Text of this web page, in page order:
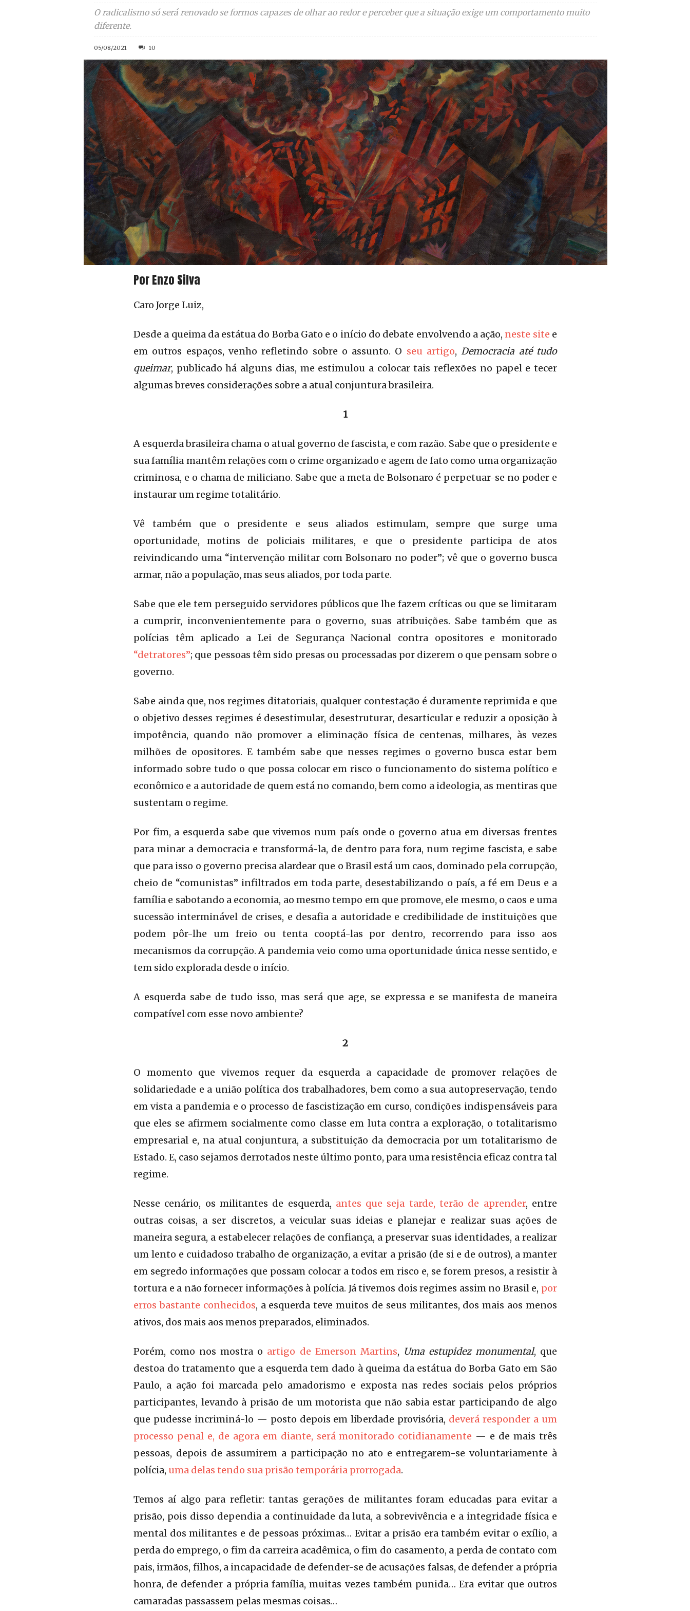
O radicalismo só será renovado se formos capazes de olhar ao redor e perceber que a situação exige um comportamento muito
diferente.
05/08/2021 10
Por Enzo Silva
Caro Jorge Luiz,
Desde a queima da estátua do Borba Gato e o início do debate envolvendo a ação, neste site e
em outros espaços, venho refletindo sobre o assunto. O seu artigo,Democracia até tudo
queimar, publicado há alguns dias, me estimulou a colocar tais reflexões no papel e tecer
algumas breves considerações sobre a atual conjuntura brasileira.
1
A esquerda brasileira chama o atual governo de fascista, e com razão. Sabe que o presidente e
sua família mantêm relações com o crime organizado e agem de fato como uma organização
criminosa, e o chama de miliciano. Sabe que a meta de Bolsonaro é perpetuar-se no poder e
instaurar um regime totalitário.
Vê também que o presidente e seus aliados estimulam, sempre que surge uma
oportunidade, motins de policiais militares, e que o presidente participa de atos
reivindicando uma “intervenção militar com Bolsonaro no poder”; vê que o governo busca
armar, não a população, mas seus aliados, por toda parte.
Sabe que ele tem perseguido servidores públicos que lhe fazem críticas ou que se limitaram
a cumprir, inconvenientemente para o governo, suas atribuições. Sabe também que as
polícias têm aplicado a Lei de Segurança Nacional contra opositores e monitorado
“detratores”; que pessoas têm sido presas ou processadas por dizerem o que pensam sobre o
governo.
Sabe ainda que, nos regimes ditatoriais, qualquer contestação é duramente reprimida e que
o objetivo desses regimes é desestimular, desestruturar, desarticular e reduzir a oposição à
impotência, quando não promover a eliminação física de centenas, milhares, às vezes
milhões de opositores. E também sabe que nesses regimes o governo busca estar bem
informado sobre tudo o que possa colocar em risco o funcionamento do sistema político e
econômico e a autoridade de quem está no comando, bem como a ideologia, as mentiras que
sustentam o regime.
Por fim, a esquerda sabe que vivemos num país onde o governo atua em diversas frentes
para minar a democracia e transformá-la, de dentro para fora, num regime fascista, e sabe
que para isso o governo precisa alardear que o Brasil está um caos, dominado pela corrupção,
cheio de “comunistas” infiltrados em toda parte, desestabilizando o país, a fé em Deus e a
família e sabotando a economia, ao mesmo tempo em que promove, ele mesmo, o caos e uma
sucessão interminável de crises, e desafia a autoridade e credibilidade de instituições que
podem pôr-lhe um freio ou tenta cooptá-las por dentro, recorrendo para isso aos
mecanismos da corrupção. A pandemia veio como uma oportunidade única nesse sentido, e
tem sido explorada desde o início.
A esquerda sabe de tudo isso, mas será que age, se expressa e se manifesta de maneira
compatível com esse novo ambiente?
2
O momento que vivemos requer da esquerda a capacidade de promover relações de
solidariedade e a união política dos trabalhadores, bem como a sua autopreservação, tendo
em vista a pandemia e o processo de fascistização em curso, condições indispensáveis para
que eles se afirmem socialmente como classe em luta contra a exploração, o totalitarismo
empresarial e, na atual conjuntura, a substituição da democracia por um totalitarismo de
Estado. E, caso sejamos derrotados neste último ponto, para uma resistência eficaz contra tal
regime.
Nesse cenário, os militantes de esquerda, antes que seja tarde, terão de aprender, entre
outras coisas, a ser discretos, a veicular suas ideias e planejar e realizar suas ações de
maneira segura, a estabelecer relações de confiança, a preservar suas identidades, a realizar
um lento e cuidadoso trabalho de organização, a evitar a prisão (de si e de outros), a manter
em segredo informações que possam colocar a todos em risco e, se forem presos, a resistir à
tortura e a não fornecer informações à polícia. Já tivemos dois regimes assim no Brasil e, por
erros bastante conhecidos, a esquerda teve muitos de seus militantes, dos mais aos menos
ativos, dos mais aos menos preparados, eliminados.
Porém, como nos mostra o artigo de Emerson Martins, Uma estupidez monumental, que
destoa do tratamento que a esquerda tem dado à queima da estátua do Borba Gato em São
Paulo, a ação foi marcada pelo amadorismo e exposta nas redes sociais pelos próprios
participantes, levando à prisão de um motorista que não sabia estar participando de algo
que pudesse incriminá-lo — posto depois em liberdade provisória, deverá responder a um
processo penal e, de agora em diante, será monitorado cotidianamente — e de mais três
pessoas, depois de assumirem a participação no ato e entregarem-se voluntariamente à
polícia, uma delas tendo sua prisão temporária prorrogada.
Temos aí algo para refletir: tantas gerações de militantes foram educadas para evitar a
prisão, pois disso dependia a continuidade da luta, a sobrevivência e a integridade física e
mental dos militantes e de pessoas próximas… Evitar a prisão era também evitar o exílio, a
perda do emprego, o fim da carreira acadêmica, o fim do casamento, a perda de contato com
pais, irmãos, filhos, a incapacidade de defender-se de acusações falsas, de defender a própria
honra, de defender a própria família, muitas vezes também punida… Era evitar que outros
camaradas passassem pelas mesmas coisas…